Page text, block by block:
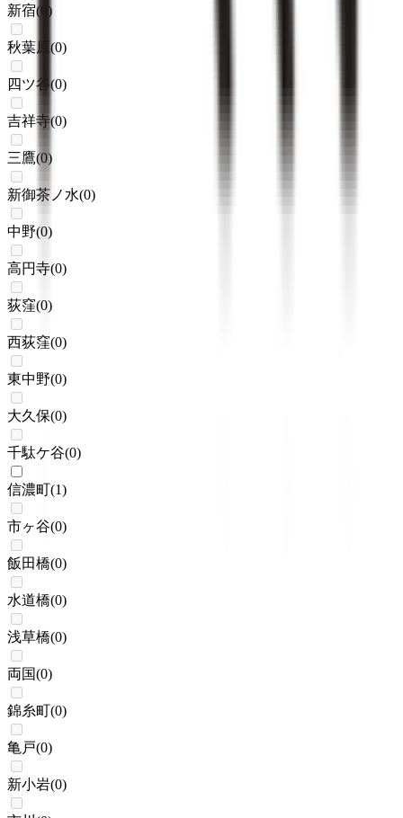
新宿( )
秋葉原 (0)
四ツ谷(0)
吉祥寺(0)
三鷹(0)
新御茶ノ水(0)
中野(0)
高円寺(0)
荻窪(0)
西荻窪(0)
東中野(0)
大久保(0)
千駄ケ谷(0)
信濃町(1)
市ヶ谷(0)
飯田橋(0)
水道橋(0)
浅草橋(0)
両国(0)
錦糸町(0)
亀戸(0)
新小岩(0)